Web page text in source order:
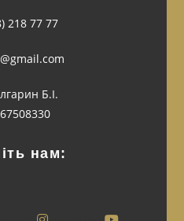
218 77 77
Б.І.
нам: